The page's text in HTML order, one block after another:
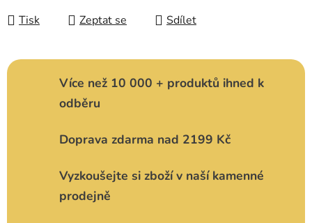
Tisk Zeptat se Sdílet
Více než 10 000 + produktů ihned k
odběru
Doprava zdarma nad 2199 Kč
Vyzkoušejte si zboží v naší kamenné
prodejně